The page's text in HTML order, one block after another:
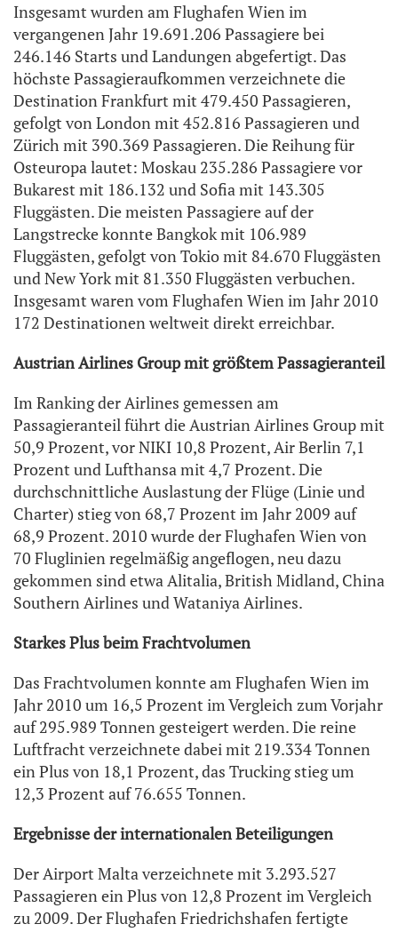
Insgesamt wurden am Flughafen Wien im
vergangenen Jahr 19.691.206 Passagiere bei
246.146 Starts und Landungen abgefertigt. Das
höchste Passagieraufkommen verzeichnete die
Destination Frankfurt mit 479.450 Passagieren,
gefolgt von London mit 452.816 Passagieren und
Zürich mit 390.369 Passagieren. Die Reihung für
Osteuropa lautet: Moskau 235.286 Passagiere vor
Bukarest mit 186.132 und Sofia mit 143.305
Fluggästen. Die meisten Passagiere auf der
Langstrecke konnte Bangkok mit 106.989
Fluggästen, gefolgt von Tokio mit 84.670 Fluggästen
und New York mit 81.350 Fluggästen verbuchen.
Insgesamt waren vom Flughafen Wien im Jahr 2010
172 Destinationen weltweit direkt erreichbar.
Austrian Airlines Group mit größtem Passagieranteil
Im Ranking der Airlines gemessen am
Passagieranteil führt die Austrian Airlines Group mit
50,9 Prozent, vor NIKI 10,8 Prozent, Air Berlin 7,1
Prozent und Lufthansa mit 4,7 Prozent. Die
durchschnittliche Auslastung der Flüge (Linie und
Charter) stieg von 68,7 Prozent im Jahr 2009 auf
68,9 Prozent. 2010 wurde der Flughafen Wien von
70 Fluglinien regelmäßig angeflogen, neu dazu
gekommen sind etwa Alitalia, British Midland, China
Southern Airlines und Wataniya Airlines.
Starkes Plus beim Frachtvolumen
Das Frachtvolumen konnte am Flughafen Wien im
Jahr 2010 um 16,5 Prozent im Vergleich zum Vorjahr
auf 295.989 Tonnen gesteigert werden. Die reine
Luftfracht verzeichnete dabei mit 219.334 Tonnen
ein Plus von 18,1 Prozent, das Trucking stieg um
12,3 Prozent auf 76.655 Tonnen.
Ergebnisse der internationalen Beteiligungen
Der Airport Malta verzeichnete mit 3.293.527
Passagieren ein Plus von 12,8 Prozent im Vergleich
zu 2009. Der Flughafen Friedrichshafen fertigte